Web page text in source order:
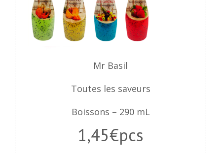
Mr Basil
Toutes les saveurs
Boissons – 290 mL
1,45€pcs